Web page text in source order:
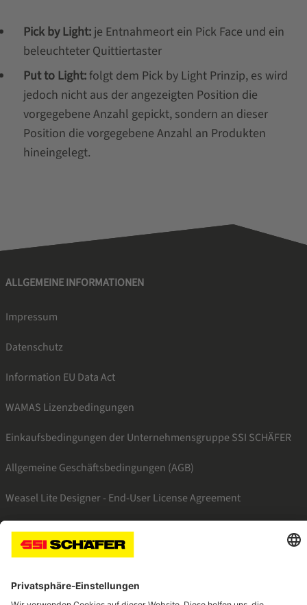
Pick by Light:je Entnahmeort ein Pick Face und ein
beleuchteter Quittiertaster
Put to Light:folgt dem Pick by Light Prinzip, es wird
jedoch nicht aus der angezeigten Position die
vorgegebene Anzahl gepickt, sondern an dieser
Position die vorgegebene Anzahl an Produkten
hineingelegt.
ALLGEMEINE INFORMATIONEN
Impressum
Datenschutz
Information EU Data Act
WAMAS Lizenzbedingungen
Einkaufsbedingungen der Unternehmensgruppe SSI SCHÄFER
Allgemeine Geschäftsbedingungen (AGB)
Weasel Lite Designer - End-User License Agreement